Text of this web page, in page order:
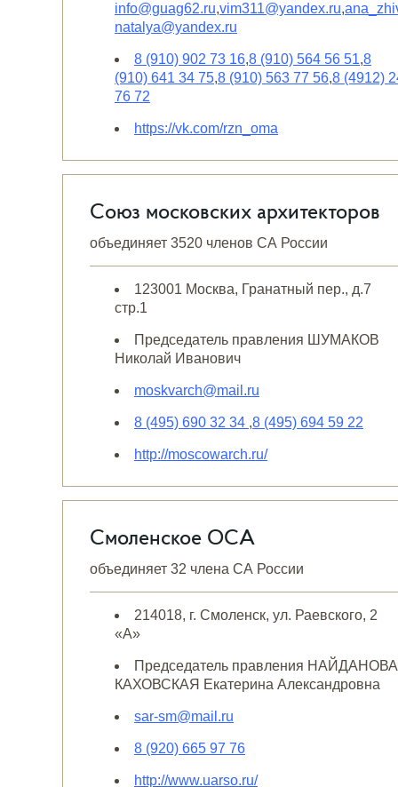
info@guag62.ru,vim311@yandex.ru,
natalya@yandex.ru
8 (910) 902 73 16,8 (910) 564 56 51,8
(910) 641 34 75,8 (910) 563 77 56,8 (4912)
76 72
https://vk.com/rzn_oma
Союз московских архитекторов
объединяет 3520 членов СА России
123001 Москва, Гранатный пер., д.7
стр.1
Председатель правления ШУМАКОВ
Николай Иванович
moskvarch@mail.ru
8 (495) 690 32 34 ,8 (495) 694 59 22
http://moscowarch.ru/
Смоленское ОСА
объединяет 32 члена СА России
214018, г. Смоленск, ул. Раевского, 2
«А»
Председатель правления
КАХОВСКАЯ Екатерина Александровна
sar-sm@mail.ru
8 (920) 665 97 76
http://www.uarso.ru/